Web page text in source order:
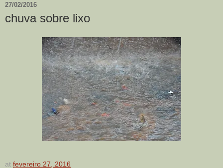
27/02/2016
chuva sobre lixo
at fevereiro 27, 2016